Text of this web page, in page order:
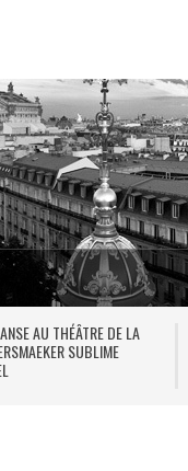
01
B.R.E.T.O.N.S :
FUSION